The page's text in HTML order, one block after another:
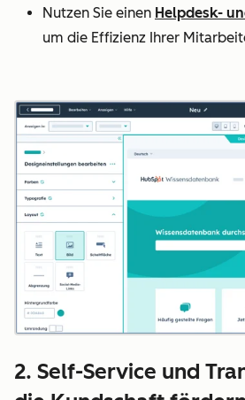
Nutzen Sie einen Helpdesk-
um die Effizienz Ihrer
2. Self-Service und